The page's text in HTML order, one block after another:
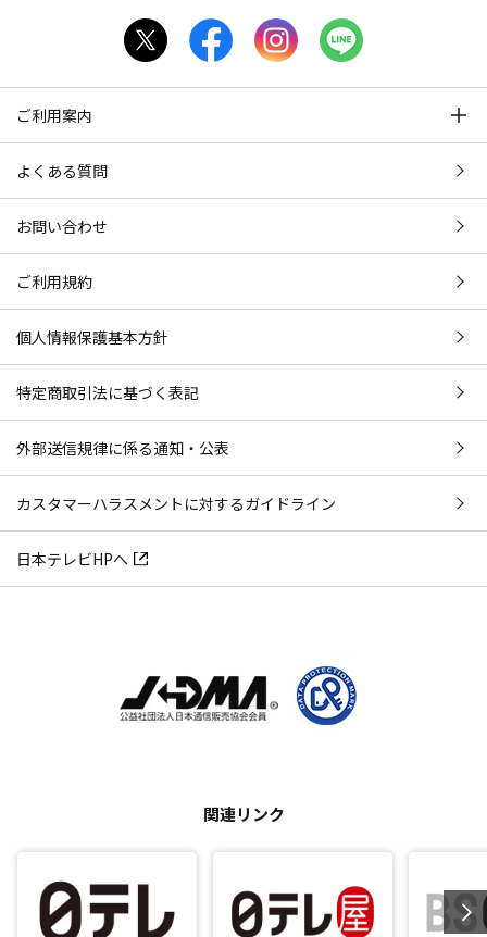
ご利用案内
よくある質問
お問い合わせ
ご利用規約
個人情報保護基本方針
特定商取引法に基づく表記
外部送信規律に係る通知・公表
カスタマーハラスメントに対するガイドライン
日本テレビHPへ
関連リンク